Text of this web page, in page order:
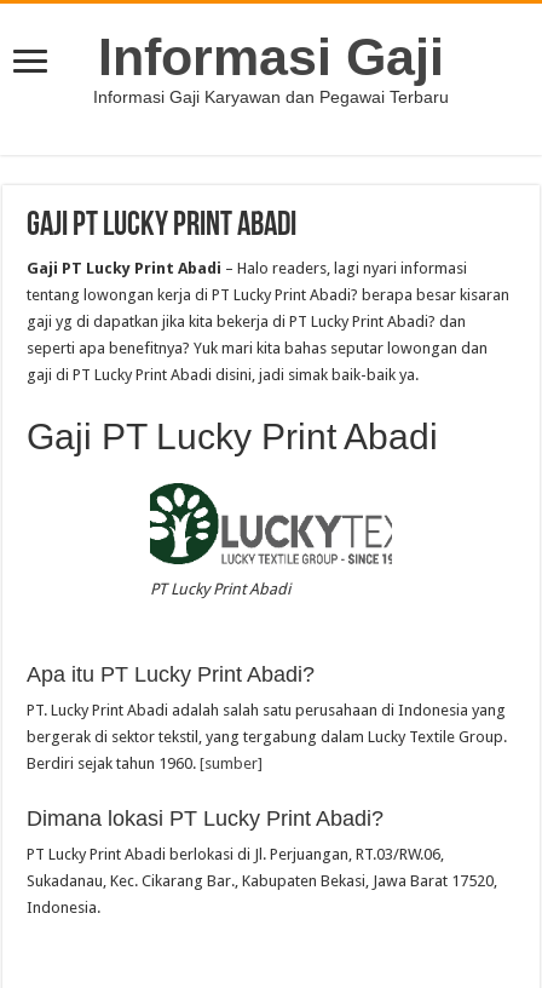
Informasi Gaji
Informasi Gaji Karyawan dan Pegawai Terbaru
Gaji PT Lucky Print Abadi
Gaji PT Lucky Print Abadi – Halo readers, lagi nyari informasi
tentang lowongan kerja di PT Lucky Print Abadi? berapa besar kisaran
gaji yg di dapatkan jika kita bekerja di PT Lucky Print Abadi? dan
seperti apa benefitnya? Yuk mari kita bahas seputar lowongan dan
gaji di PT Lucky Print Abadi disini, jadi simak baik-baik ya.
Gaji PT Lucky Print Abadi
PT Lucky Print Abadi
Apa itu PT Lucky Print Abadi?
PT. Lucky Print Abadi adalah salah satu perusahaan di Indonesia yang
bergerak di sektor tekstil, yang tergabung dalam Lucky Textile Group.
Berdiri sejak tahun 1960.[sumber]
Dimana lokasi PT Lucky Print Abadi?
PT Lucky Print Abadi berlokasi di Jl. Perjuangan, RT.03/RW.06,
Sukadanau, Kec. Cikarang Bar., Kabupaten Bekasi, Jawa Barat 17520,
Indonesia.